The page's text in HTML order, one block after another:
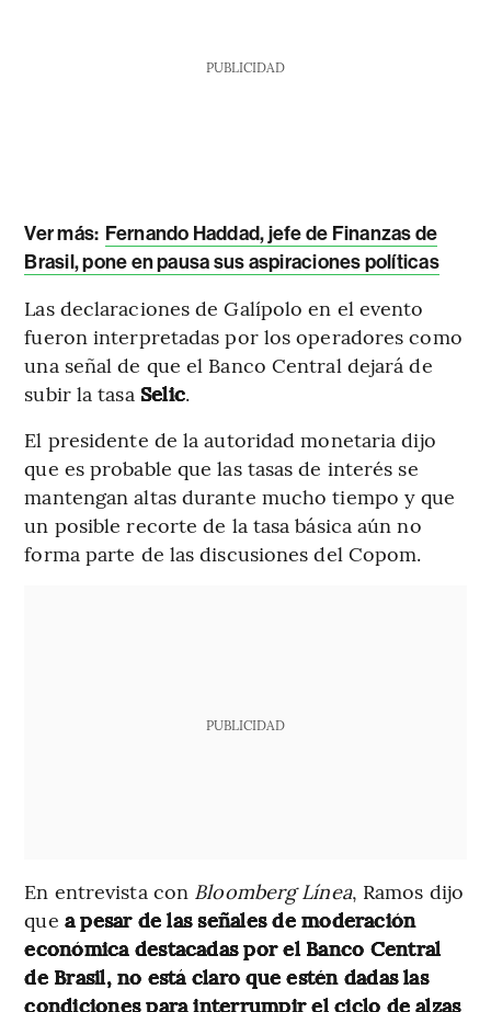
PUBLICIDAD
Ver más: Fernando Haddad, jefe de Finanzas de
Brasil, pone en pausa sus aspiraciones políticas
Las declaraciones de Galípolo en el evento
fueron interpretadas por los operadores como
una señal de que el Banco Central dejará de
subir la tasa Selic.
El presidente de la autoridad monetaria dijo
que es probable que las tasas de interés se
mantengan altas durante mucho tiempo y que
un posible recorte de la tasa básica aún no
forma parte de las discusiones del Copom.
PUBLICIDAD
En entrevista con Bloomberg Línea, Ramos dijo
que a pesar de las señales de moderación
económica destacadas por el Banco Central
de Brasil, no está claro que estén dadas las
condiciones para interrumpir el ciclo de alzas